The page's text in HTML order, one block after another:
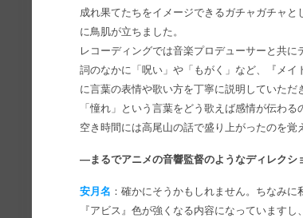
成れ果てたちをイメージできるガチャガチャ
に鳥肌が立ちました。
レコーディングでは音楽プロデューサーと共に
詞のなかに「呪い」や「もがく」など、『メ
に言葉の表情や歌い方を丁寧に説明していた
「憧れ」という言葉をどう歌えば感情が伝わ
空き時間には高尾山の話で盛り上がったのを覚
―まるでアニメの音響監督のようなディレクシ
安月名 ：確かにそうかもしれません。ちなみ
『アビス』色が強くなる内容になっています